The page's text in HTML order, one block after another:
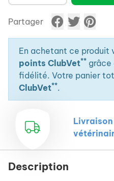
Partager
En achetant ce produit
points ClubVet** grâce
fidélité. Votre panier
ClubVet**.
Description